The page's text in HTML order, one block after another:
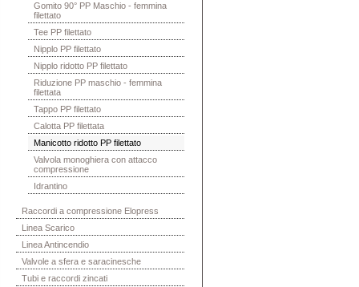
Gomito 90° PP Maschio - femmina
filettato
Tee PP filettato
Nipplo PP filettato
Nipplo ridotto PP filettato
Riduzione PP maschio - femmina
filettata
Tappo PP filettato
Calotta PP filettata
Manicotto ridotto PP filettato
Valvola monoghiera con attacco
compressione
Idrantino
Raccordi a compressione Elopress
Linea Scarico
Linea Antincendio
Valvole a sfera e saracinesche
Tubi e raccordi zincati